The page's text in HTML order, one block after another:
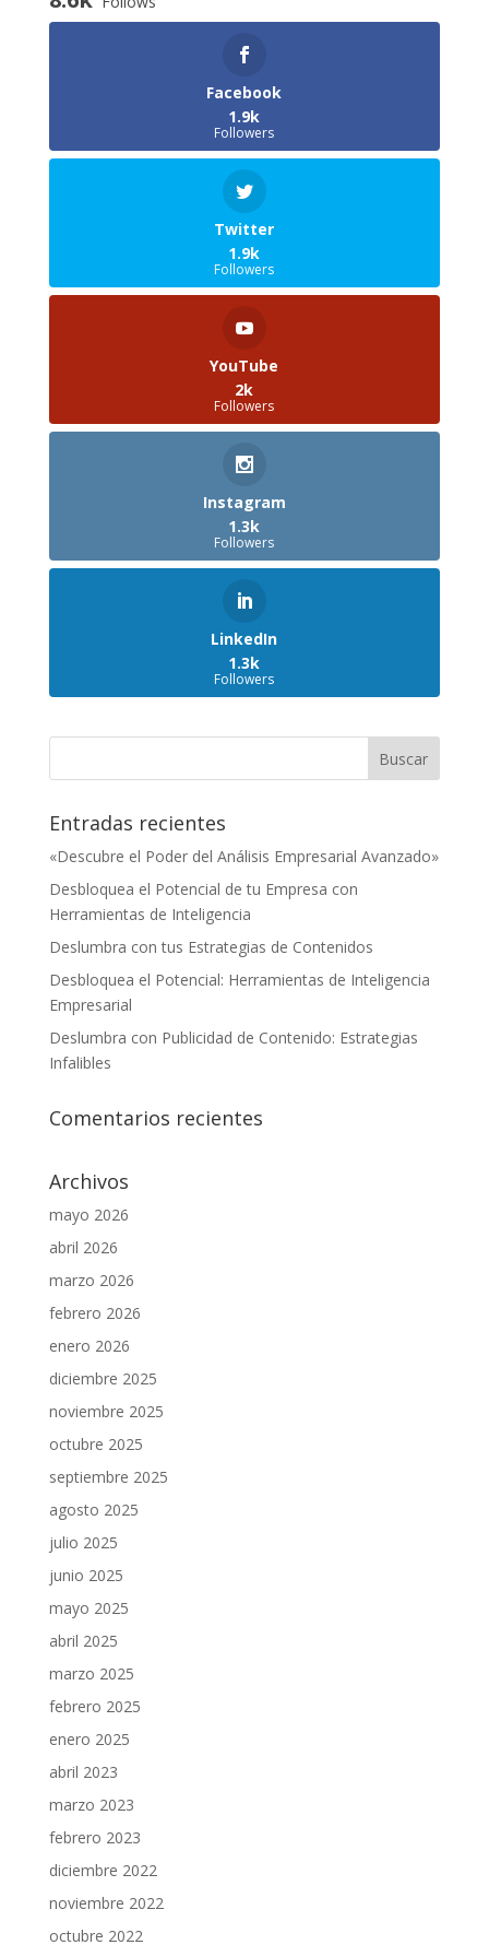
Facebook
1.9k
Followers
Twitter
1.9k
Followers
YouTube
2k
Followers
Instagram
1.3k
Followers
LinkedIn
1.3k
Followers
Entradas recientes
«Descubre el Poder del Análisis Empresarial Avanzado»
Desbloquea el Potencial de tu Empresa con
Herramientas de Inteligencia
Deslumbra con tus Estrategias de Contenidos
Desbloquea el Potencial: Herramientas de Inteligencia
Empresarial
Deslumbra con Publicidad de Contenido: Estrategias
Infalibles
Comentarios recientes
Archivos
mayo 2026
abril 2026
marzo 2026
febrero 2026
enero 2026
diciembre 2025
noviembre 2025
octubre 2025
septiembre 2025
agosto 2025
julio 2025
junio 2025
mayo 2025
abril 2025
marzo 2025
febrero 2025
enero 2025
abril 2023
marzo 2023
febrero 2023
diciembre 2022
noviembre 2022
octubre 2022